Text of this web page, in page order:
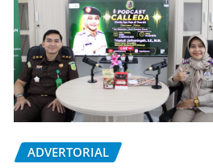
ADVERTORIAL